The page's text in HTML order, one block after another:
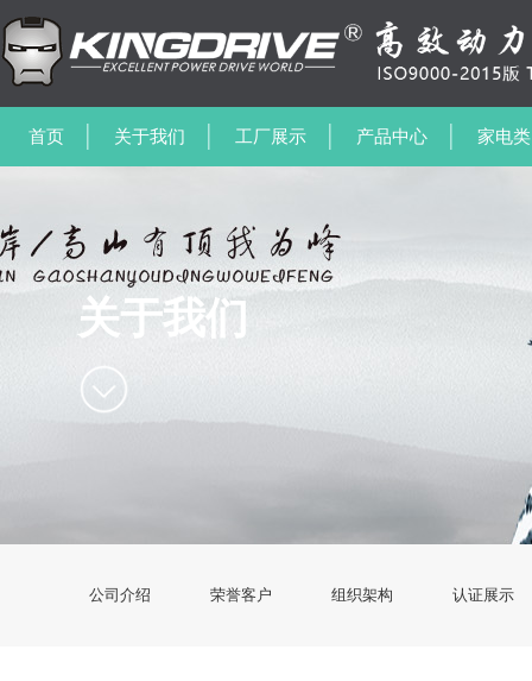
首页 关于我们 工厂展示 产品中心 家电
关于我们
公司介绍 荣誉客户 组织架构 认证展示